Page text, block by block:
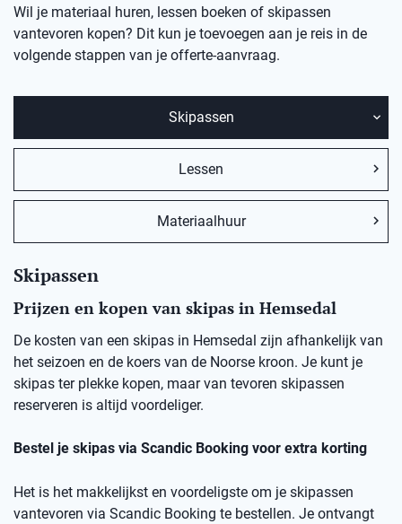
Wil je materiaal huren, lessen boeken of skipassen
vantevoren kopen? Dit kun je toevoegen aan je reis in de
volgende stappen van je offerte-aanvraag.
Skipassen
Lessen
Materiaalhuur
Skipassen
Prijzen en kopen van skipas in Hemsedal
De kosten van een skipas in Hemsedal zijn afhankelijk van
het seizoen en de koers van de Noorse kroon. Je kunt je
skipas ter plekke kopen, maar van tevoren skipassen
reserveren is altijd voordeliger.
Bestel je skipas via Scandic Booking voor extra korting
Het is het makkelijkst en voordeligste om je skipassen
vantevoren via Scandic Booking te bestellen. Je ontvangt